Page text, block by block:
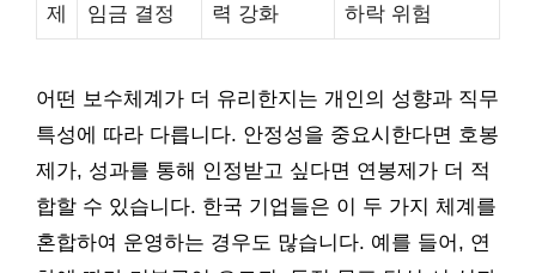
제
임금 결정
력 강화
하락 위험
어떤 보수체계가 더 유리한지는 개인의 성향과 직무
특성에 따라 다릅니다. 안정성을 중요시한다면 호봉
제가, 성과를 통해 인정받고 싶다면 연봉제가 더 적
합할 수 있습니다. 한국 기업들은 이 두 가지 체계를
혼합하여 운영하는 경우도 많습니다. 예를 들어, 연